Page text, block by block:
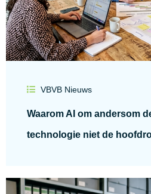
VBVB Nieuws
Waarom AI om andersom
technologie niet de